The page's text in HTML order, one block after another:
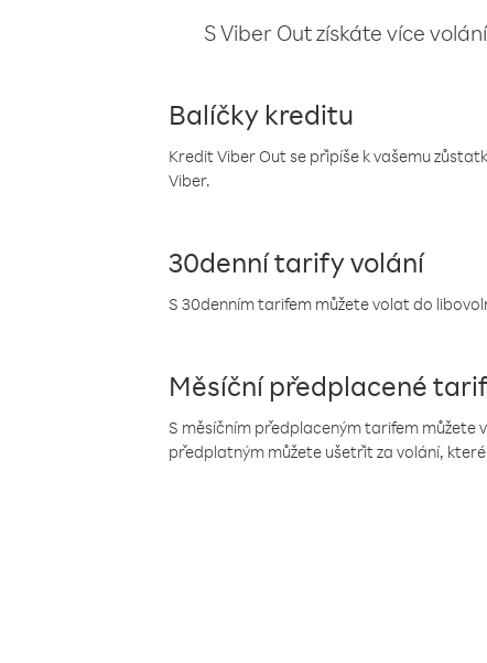
S Viber Out získáte více
Balíčky kreditu
Kredit Viber Out se připíše k vašemu
Viber.
30denní tarify volání
S 30denním tarifem můžete volat do
Měsíční předplacené
S měsíčním předplaceným tarifem můžete
předplatným můžete ušetřit za volání, které